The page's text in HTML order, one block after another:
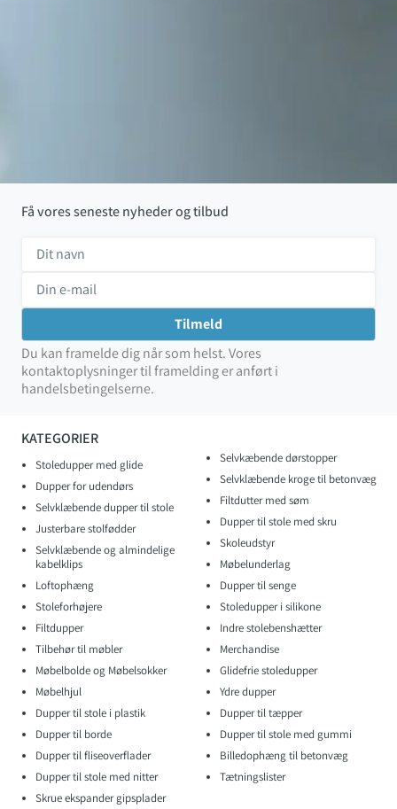
KATEGORIER
Stoledupper med glide
Dupper for udendørs
Selvklæbende dupper til stole
Justerbare stolfødder
Selvklæbende og almindelige
kabelklips
Loftophæng
Stoleforhøjere
Filtdupper
Tilbehør til møbler
Møbelbolde og Møbelsokker
Møbelhjul
Dupper til stole i plastik
Dupper til borde
Dupper til fliseoverflader
Dupper til stole med nitter
Skrue ekspander gipsplader
Selvkæbende dørstopper
Selvklæbende kroge til betonvæg
Filtdutter med søm
Dupper til stole med skru
Skoleudstyr
Møbelunderlag
Dupper til senge
Stoledupper i silikone
Indre stolebenshætter
Merchandise
Glidefrie stoledupper
Ydre dupper
Dupper til tæpper
Dupper til stole med gummi
Billedophæng til betonvæg
Tætningslister
Få vores seneste nyheder og tilbud
Du kan framelde dig når som helst. Vores
kontaktoplysninger til framelding er anført i
handelsbetingelserne.